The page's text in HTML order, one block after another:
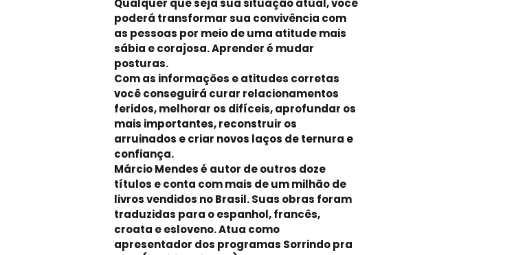
Qualquer que seja sua situação atual, você
poderá transformar sua convivência com
as pessoas por meio de uma atitude mais
sábia e corajosa. Aprender é mudar
posturas.
Com as informações e atitudes corretas
você conseguirá curar relacionamentos
feridos, melhorar os difíceis, aprofundar os
mais importantes, reconstruir os
arruinados e criar novos laços de ternura e
confiança.
Márcio Mendes é autor de outros doze
títulos e conta com mais de um milhão de
livros vendidos no Brasil. Suas obras foram
traduzidas para o espanhol, francês,
croata e esloveno. Atua como
apresentador dos programas Sorrindo pra